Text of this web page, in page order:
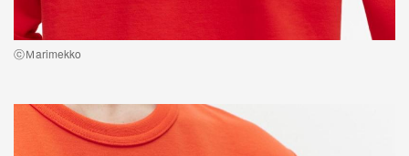
ⓒＭarimekko